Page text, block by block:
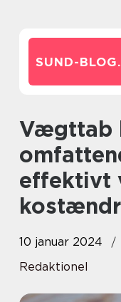
SUND-BLOG.
Vægttab kost: En
effektivt
10 januar 2024
Redaktionel